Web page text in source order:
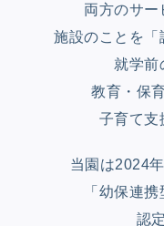
両方のサー
施設のことを「
就学前
教育・保
子育て支
当園は2024
「幼保連
認